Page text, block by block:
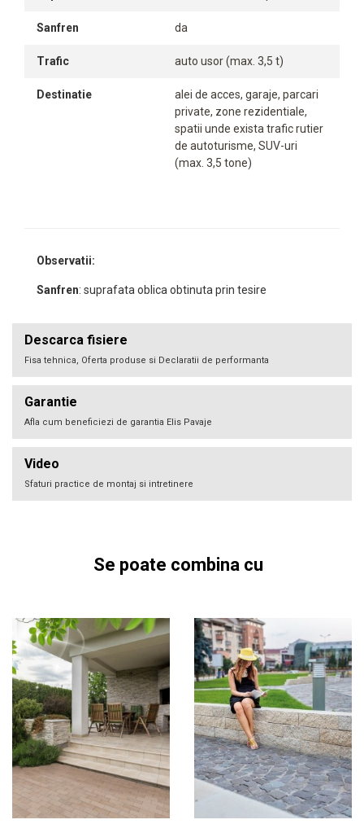
Sanfren da
Trafic auto usor (max. 3,5 t)
Destinatie
alei de acces, garaje, parcari
private, zone rezidentiale,
spatii unde exista trafic rutier
de autoturisme, SUV-uri
(max. 3,5 tone)
Observatii:
Sanfren: suprafata oblica obtinuta prin tesire
Descarca fisiere
Fisa tehnica, Oferta produse si Declaratii de performanta
Garantie
Afla cum beneficiezi de garantia Elis Pavaje
Video
Sfaturi practice de montaj si intretinere
Se poate combina cu